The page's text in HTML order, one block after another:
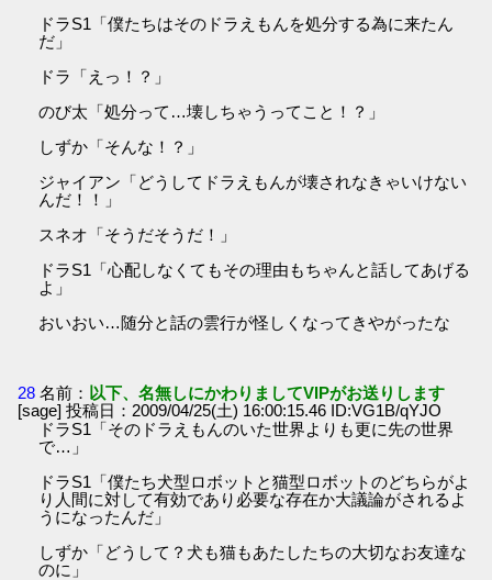
ドラS1「僕たちはそのドラえもんを処分する為に来たん
だ」
ドラ「えっ！？」
のび太「処分って…壊しちゃうってこと！？」
しずか「そんな！？」
ジャイアン「どうしてドラえもんが壊されなきゃいけない
んだ！！」
スネオ「そうだそうだ！」
ドラS1「心配しなくてもその理由もちゃんと話してあげる
よ」
おいおい…随分と話の雲行が怪しくなってきやがったな
28 名前： 以下、名無しにかわりましてVIPがお送りします
[sage] 投稿日：2009/04/25(土) 16:00:15.46 ID:VG1B/qYJO
ドラS1「そのドラえもんのいた世界よりも更に先の世界
で…」
ドラS1「僕たち犬型ロボットと猫型ロボットのどちらがよ
り人間に対して有効であり必要な存在か大議論がされるよ
うになったんだ」
しずか「どうして？犬も猫もあたしたちの大切なお友達な
のに」